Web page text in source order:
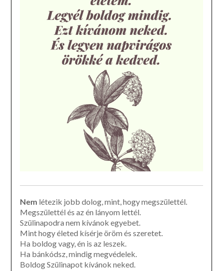
Nem létezik jobb dolog, mint, hogy megszülettél.
Megszülettél és az én lányom lettél.
Szülinapodra nem kívánok egyebet.
Mint hogy életed kísérje öröm és szeretet.
Ha boldog vagy, én is az leszek.
Ha bánkódsz, mindig megvédelek.
Boldog Szülinapot kívánok neked.